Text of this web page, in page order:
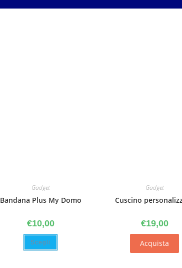
Gadget
Bandana Plus My Domo
€10,00
Scegli
Gadget
Cuscino
€19,00
Acquista